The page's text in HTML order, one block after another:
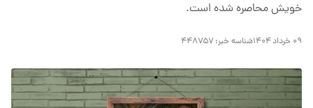
خویش محاصره شده است.
۰۹ خرداد ۱۴۰۴ شناسه خبر: ۴۴۸۷۵۷